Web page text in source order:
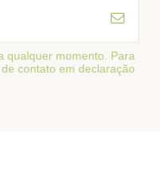
qualquer momento. Para
contato em declaração